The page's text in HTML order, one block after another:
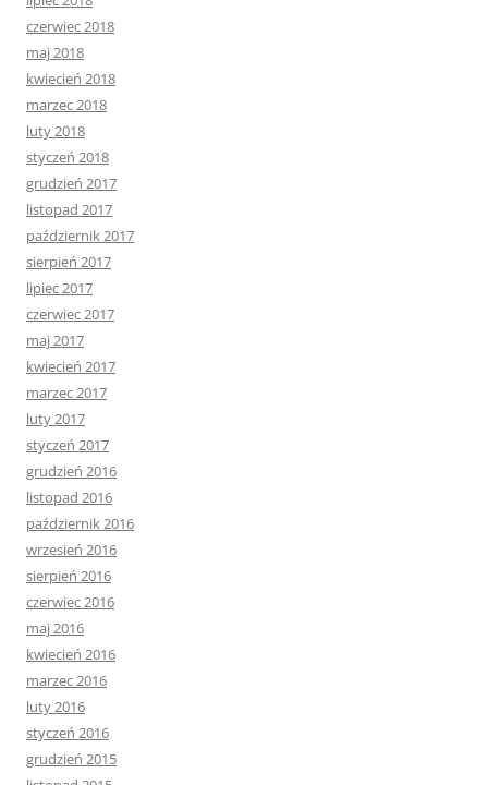
czerwiec 2018
maj 2018
kwiecień 2018
marzec 2018
luty 2018
styczeń 2018
grudzień 2017
listopad 2017
październik 2017
sierpień 2017
lipiec 2017
czerwiec 2017
maj 2017
kwiecień 2017
marzec 2017
luty 2017
styczeń 2017
grudzień 2016
listopad 2016
październik 2016
wrzesień 2016
sierpień 2016
czerwiec 2016
maj 2016
kwiecień 2016
marzec 2016
luty 2016
styczeń 2016
grudzień 2015